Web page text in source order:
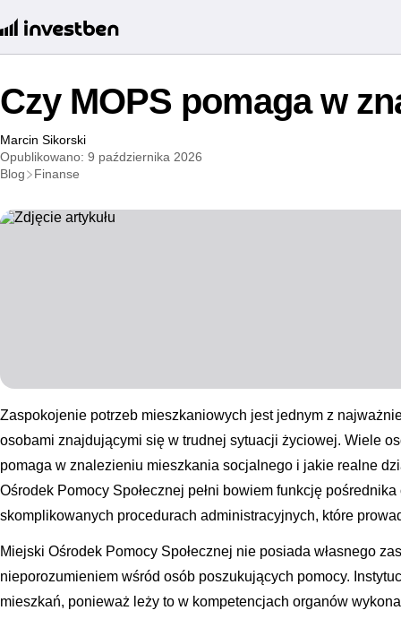
Czy MOPS pomaga w
Marcin Sikorski
Opublikowano: 9 października 2026
Blog
Finanse
Zaspokojenie potrzeb mieszkaniowych jest jednym z
osobami znajdującymi się w trudnej sytuacji życiowej. Wiele
pomaga w znalezieniu mieszkania socjalnego i jakie realne
Ośrodek Pomocy Społecznej pełni bowiem funkcję
skomplikowanych procedurach administracyjnych, które
Miejski Ośrodek Pomocy Społecznej nie posiada własnego
nieporozumieniem wśród osób poszukujących pomocy.
mieszkań, ponieważ leży to w kompetencjach organów